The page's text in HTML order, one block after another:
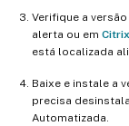
Verifique a
alerta ou em
está localizada
Baixe e instale a
precisa
Automatizada.